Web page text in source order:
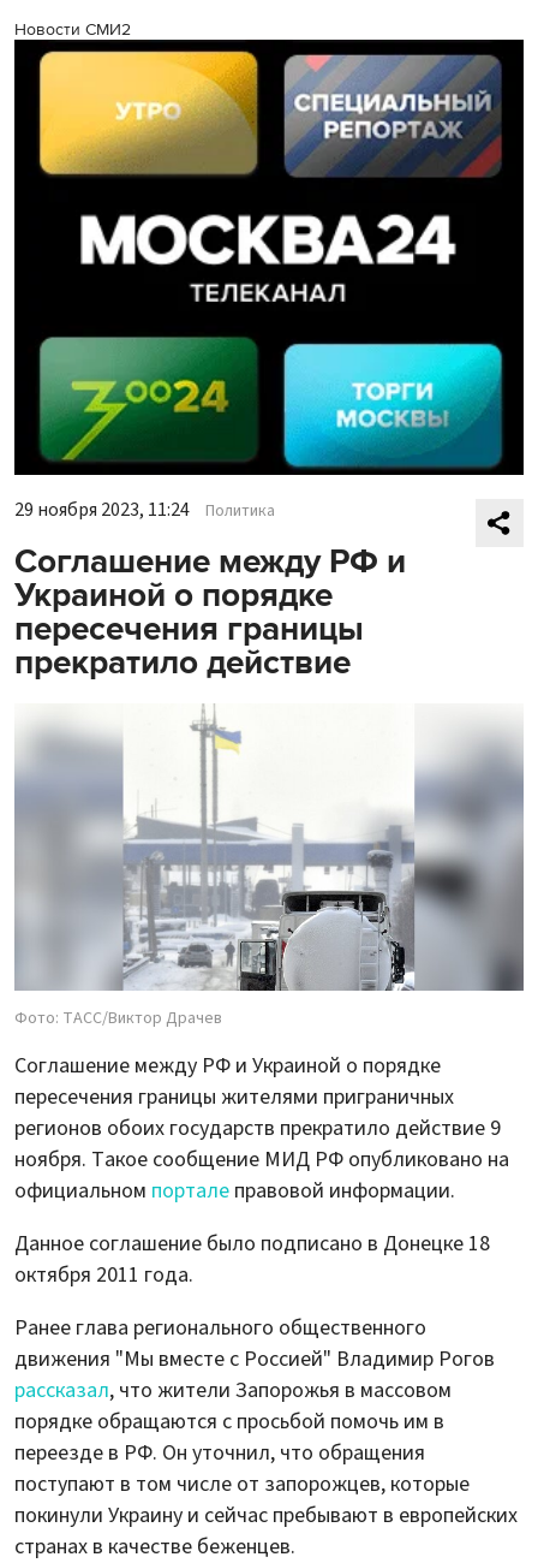
Новости СМИ2
29 ноября 2023, 11:24 Политика
Соглашение между РФ и
Украиной о порядке
пересечения границы
прекратило действие
Фото: ТАСС/Виктор Драчев
Соглашение между РФ и Украиной о порядке
пересечения границы жителями приграничных
регионов обоих государств прекратило действие 9
ноября. Такое сообщение МИД РФ опубликовано на
официальном портале правовой информации.
Данное соглашение было подписано в Донецке 18
октября 2011 года.
Ранее глава регионального общественного
движения "Мы вместе с Россией" Владимир Рогов
рассказал, что жители Запорожья в массовом
порядке обращаются с просьбой помочь им в
переезде в РФ. Он уточнил, что обращения
поступают в том числе от запорожцев, которые
покинули Украину и сейчас пребывают в европейских
странах в качестве беженцев.